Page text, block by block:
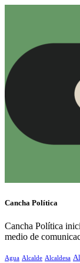
Cancha Política
Cancha Política
medio de
Agua Alcalde Alcaldesa